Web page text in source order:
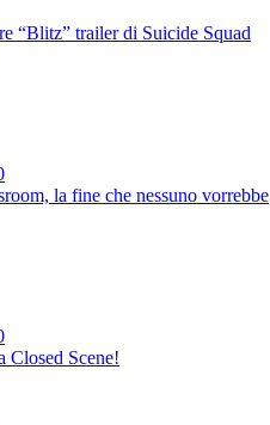
“Blitz” trailer di Suicide Squad
la fine che nessuno vorrebbe
Closed Scene!